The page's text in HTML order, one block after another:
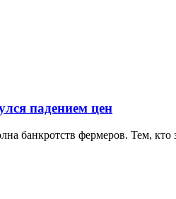
падением цен
банкротств фермеров. Тем,